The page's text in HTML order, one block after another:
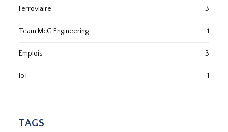
Ferroviaire 3
Team McG Engineering 1
Emplois 3
IoT 1
TAGS